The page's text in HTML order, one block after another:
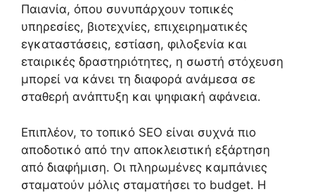
Παιανία, όπου συνυπάρχουν τοπικές
υπηρεσίες, βιοτεχνίες, επιχειρηματικές
εγκαταστάσεις, εστίαση, φιλοξενία και
εταιρικές δραστηριότητες, η σωστή στόχευση
μπορεί να κάνει τη διαφορά ανάμεσα σε
σταθερή ανάπτυξη και ψηφιακή αφάνεια.
Επιπλέον, το τοπικό SEO είναι συχνά πιο
αποδοτικό από την αποκλειστική εξάρτηση
από διαφήμιση. Οι πληρωμένες καμπάνιες
σταματούν μόλις σταματήσει το budget. Η